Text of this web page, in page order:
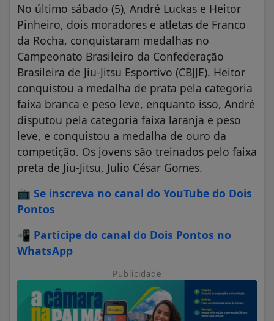
No último sábado (5), André Luckas e Heitor
Pinheiro, dois moradores e atletas de Franco
da Rocha, conquistaram medalhas no
Campeonato Brasileiro da Confederação
Brasileira de Jiu-Jitsu Esportivo (CBJJE). Heitor
conquistou a medalha de prata pela categoria
faixa branca e peso leve, enquanto isso, André
disputou pela categoria faixa laranja e peso
leve, e conquistou a medalha de ouro da
competição. Os jovens são treinados pelo faixa
preta de Jiu-Jitsu, Julio César Gomes.
📺 Se inscreva no canal do YouTube do Dois
Pontos
📲 Participe do canal do Dois Pontos no
WhatsApp
Publicidade